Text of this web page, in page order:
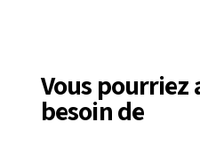
Vous pourriez
besoin de